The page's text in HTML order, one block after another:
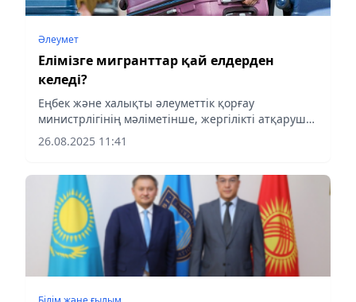
Әлеумет
Елімізге мигранттар қай елдерден
келеді?
Еңбек және халықты әлеуметтік қорғау
министрлігінің мәліметінше, жергілікті атқарушы
органдардың рұқсатымен Қазақстан аумағында
14 130 шетел азаматы еңбек етеді, деп
26.08.2025 11:41